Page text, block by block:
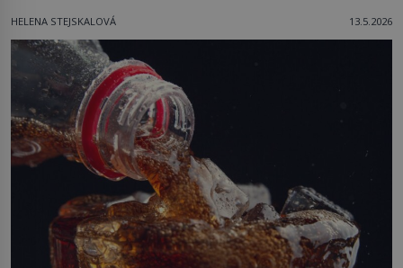
HELENA STEJSKALOVÁ 13.5.2026